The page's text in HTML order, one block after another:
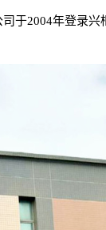
2004年登录